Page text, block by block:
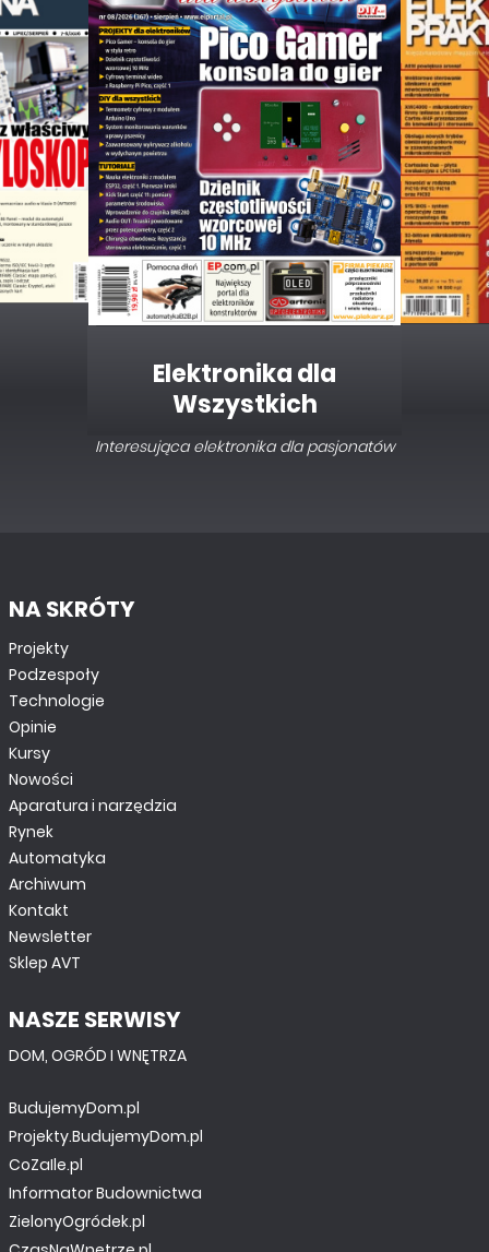
Elektronika dla
Wszystkich
Interesująca elektronika dla pasjonatów
NA SKRÓTY
Projekty
Podzespoły
Technologie
Opinie
Kursy
Nowości
Aparatura i narzędzia
Rynek
Automatyka
Archiwum
Kontakt
Newsletter
Sklep AVT
NASZE SERWISY
DOM, OGRÓD I WNĘTRZA
BudujemyDom.pl
Projekty.BudujemyDom.pl
CoZaIle.pl
Informator Budownictwa
ZielonyOgródek.pl